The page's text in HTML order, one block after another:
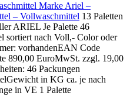
Marke Ariel –
– Vollwaschmittel 13 Paletten
ARIEL Je Palette 46
sortiert nach Voll,- Color oder
vorhandenEAN Code
890,00 EuroMwSt. zzgl. 19,00
46 Packungen
in KG ca. je nach
in VE 1 Palette